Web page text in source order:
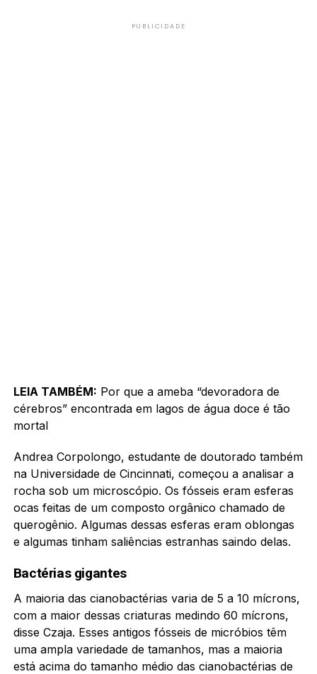
PUBLICIDADE
LEIA TAMBÉM: Por que a ameba “devoradora de
cérebros” encontrada em lagos de água doce é tão
mortal
Andrea Corpolongo, estudante de doutorado também
na Universidade de Cincinnati, começou a analisar a
rocha sob um microscópio. Os fósseis eram esferas
ocas feitas de um composto orgânico chamado de
querogênio. Algumas dessas esferas eram oblongas
e algumas tinham saliências estranhas saindo delas.
Bactérias gigantes
A maioria das cianobactérias varia de 5 a 10 mícrons,
com a maior dessas criaturas medindo 60 mícrons,
disse Czaja. Esses antigos fósseis de micróbios têm
uma ampla variedade de tamanhos, mas a maioria
está acima do tamanho médio das cianobactérias de